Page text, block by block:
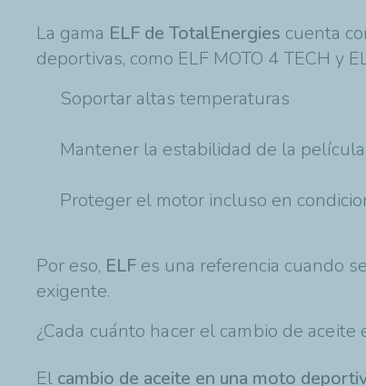
La gama ELF de TotalEnergies cuenta
deportivas, como ELF MOTO 4 TECH y
Soportar altas temperaturas
Mantener la estabilidad de la
Proteger el motor incluso en
Por eso, ELF es una referencia cuando
exigente.
¿Cada cuánto hacer el cambio de
El cambio de aceite en una moto